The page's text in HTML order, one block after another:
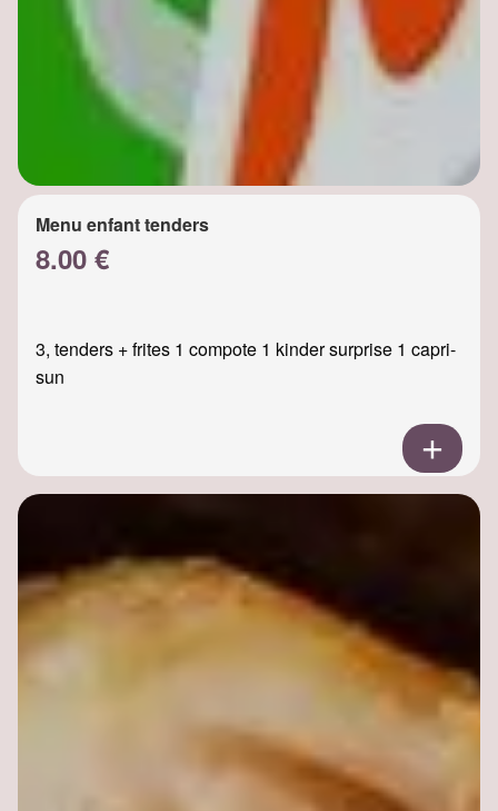
Menu enfant tenders
8.00 €
3, tenders + frites 1 compote 1 kinder surprise 1 capri-
sun